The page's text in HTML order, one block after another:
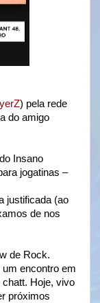
) pela rede
do amigo
Insano
jogatinas –
justificada (ao
de nos
de Rock.
encontro em
Hoje, vivo
próximos